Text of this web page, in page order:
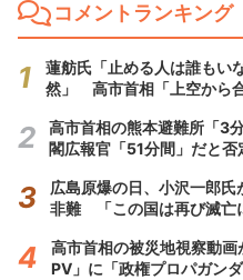
コメントランキング
蓮舫氏「止める人は誰もい
然」 高市首相「上空から
高市首相の熊本避難所「3
閣広報官「51分間」だと否
広島原爆の日、小沢一郎
非難 「この国は再び滅亡
高市首相の被災地視察動
PV」に「政権プロパガン